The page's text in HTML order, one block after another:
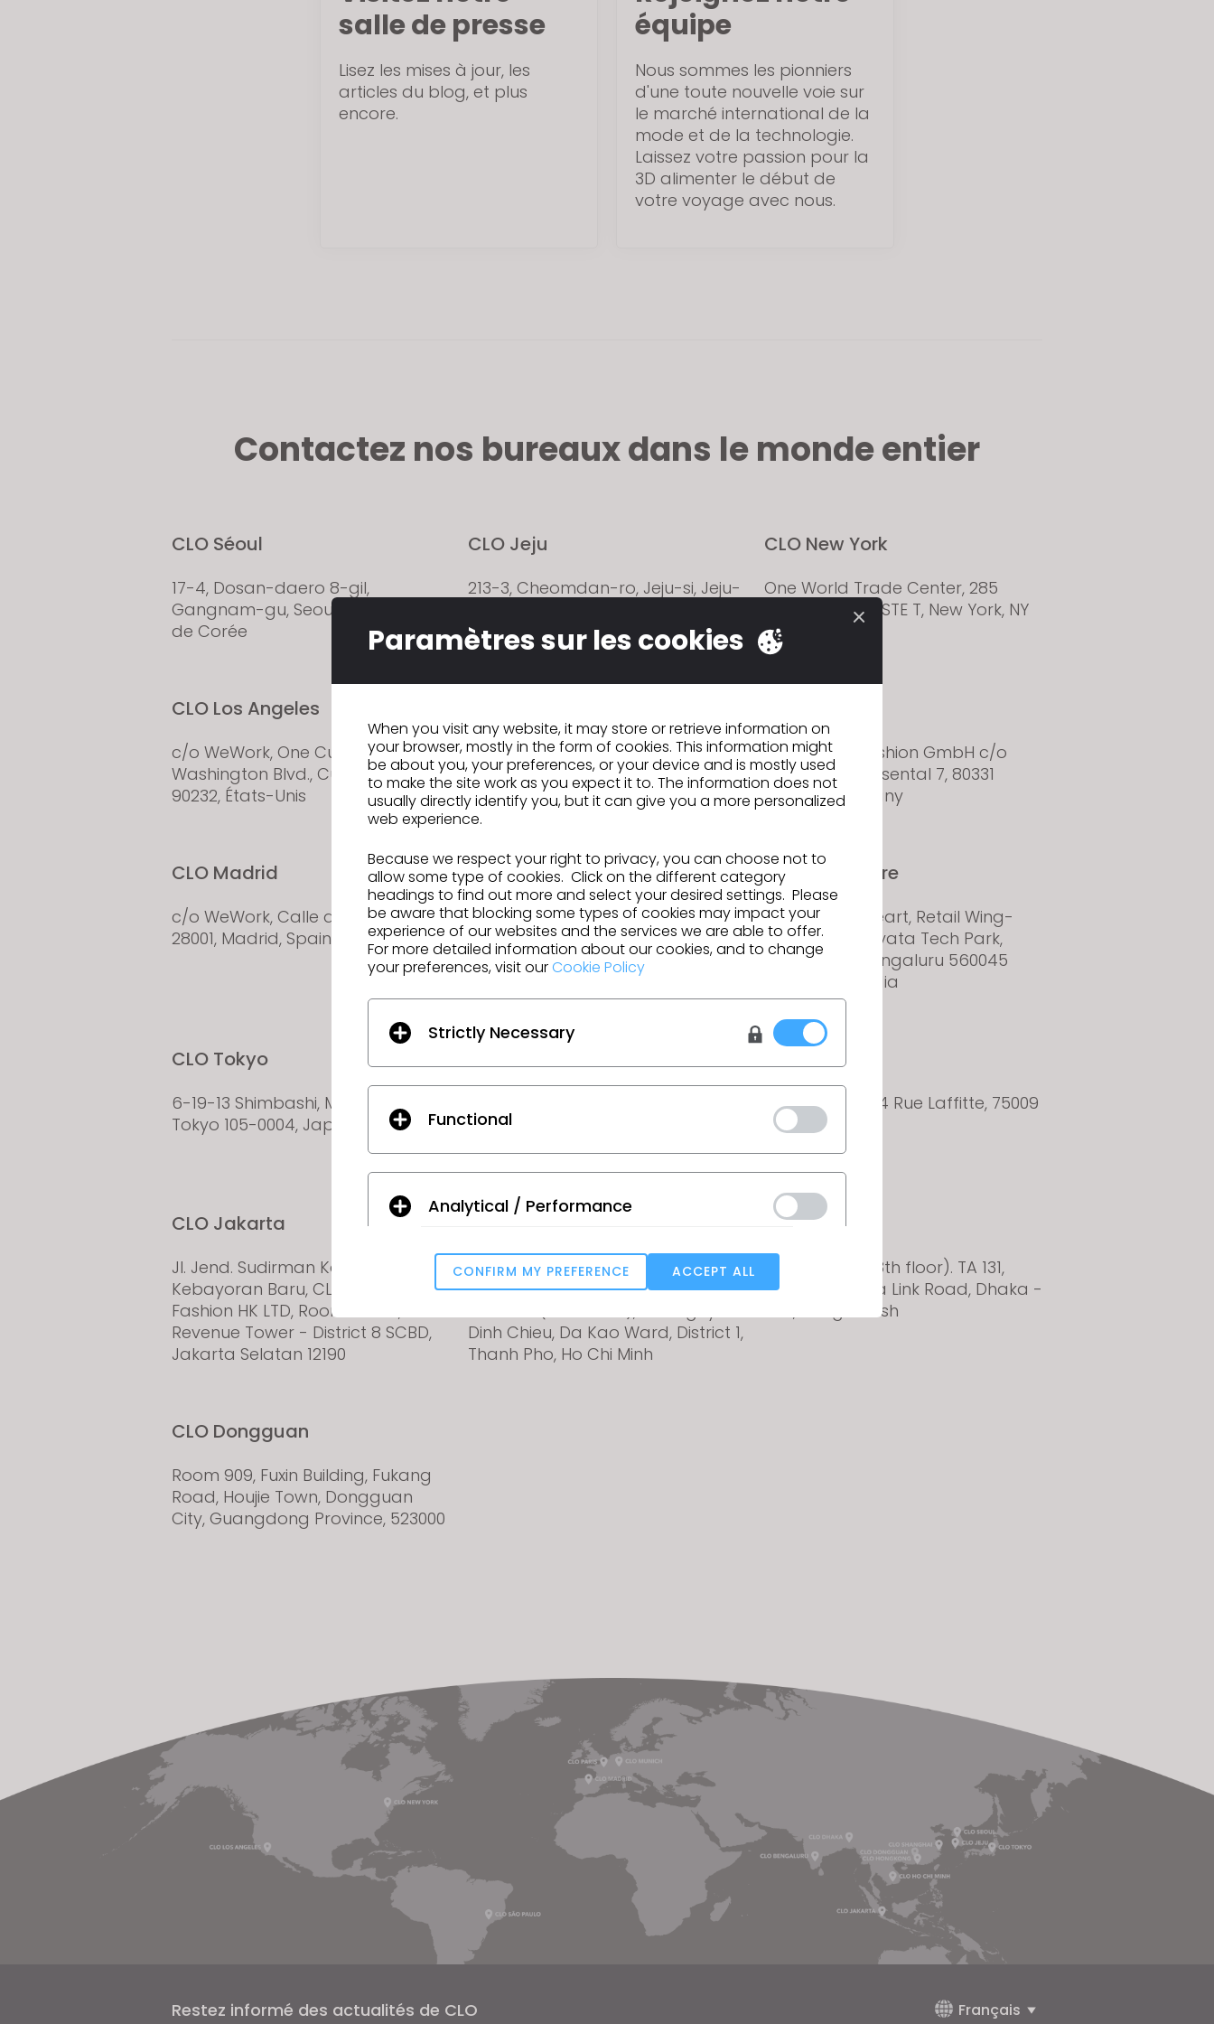
salle de presse
Lisez les mises à jour, les
articles du blog, et plus
encore.
équipe
Nous sommes les pionniers
d'une toute nouvelle voie sur
le marché international de la
mode et de la technologie.
Laissez votre passion pour la
3D alimenter le début de
votre voyage avec nous.
Contactez nos bureaux dans le monde entier
CLO Séoul
17-4, Dosan-daero 8-gil,
Gangnam-gu, Seoul, République
de Corée
CLO Jeju
213-3, Cheomdan-ro, Jeju-si, Jeju-
CLO New York
One World Trade Center, 285
Fulton St FL 58 STE T, New York, NY
10007, USA
CLO Los Angeles
c/o WeWork, One Culver, 10000
Washington Blvd., Culver City, CA
90232, États-Unis
Room 203, Building 3, No. 889
TianLin Road, Shanghai, China
CLO Virtual Fashion GmbH c/o
Mindspace, Rosental 7, 80331
Munich, Germany
CLO Madrid
c/o WeWork, Calle de Goya 36,
28001, Madrid, Spain
CLO Hong Kong
10/F, YF Life Tower, 33 Lockhart
Road, Wan Chai, Hong Kong
Island, Hong Kong
CLO Bangalore
MFAR-Greenheart, Retail Wing-
2nd floor Manyata Tech Park,
Nagawara, Bengaluru 560045
Karnataka, India
CLO Tokyo
6-19-13 Shimbashi, Minato-ku,
Tokyo 105-0004, Japon
Vista, São Paulo - SP, 01310-916,
CLO Paris
c/o Morning, 34 Rue Laffitte, 75009
Paris, France
CLO Jakarta
Jl. Jend. Sudirman Kav. 52-53,
Kebayoran Baru, CLO Virtual
Fashion HK LTD, Room 23-118,
Revenue Tower - District 8 SCBD,
Jakarta Selatan 12190
CLO Ho Chi Minh
REPRESENTATIVE OFFICE OF CLO
VIRTUAL FASHION HK LIMITED IN
Dinh Chieu, Da Kao Ward, District 1,
Thanh Pho, Ho Chi Minh
CLO Dhaka
Wakil Tower, (8th floor). TA 131,
GulshanBadda Link Road, Dhaka -
1212, Bangladesh
CLO Dongguan
Room 909, Fuxin Building, Fukang
Road, Houjie Town, Dongguan
City, Guangdong Province, 523000
Restez informé des actualités de CLO Français
Paramètres sur les cookies
When you visit any website, it may store or retrieve information on
your browser, mostly in the form of cookies. This information might
be about you, your preferences, or your device and is mostly used
to make the site work as you expect it to. The information does not
usually directly identify you, but it can give you a more personalized
web experience.
Because we respect your right to privacy, you can choose not to
allow some type of cookies. Click on the different category
headings to find out more and select your desired settings. Please
be aware that blocking some types of cookies may impact your
experience of our websites and the services we are able to offer.
For more detailed information about our cookies, and to change
your preferences, visit ourCookie Policy
Strictly Necessary
Functional
Analytical / Performance
Targeting
If you reject all, some features might not function properly.
CONFIRM MY PREFERENCE ACCEPT ALL